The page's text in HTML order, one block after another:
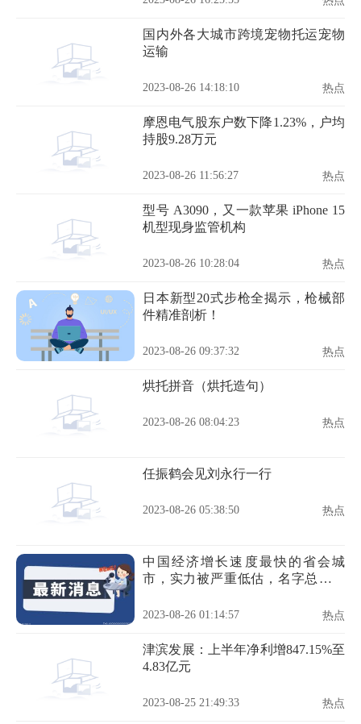
国内外各大城市跨境宠物托运宠物
运输
2023-08-26 14:18:10 热点
摩恩电气股东户数下降1.23%，户均
持股9.28万元
2023-08-26 11:56:27 热点
型号 A3090，又一款苹果 iPhone 15
机型现身监管机构
2023-08-26 10:28:04 热点
日本新型20式步枪全揭示，枪械部
件精准剖析！
2023-08-26 09:37:32 热点
烘托拼音（烘托造句）
2023-08-26 08:04:23 热点
任振鹤会见刘永行一行
2023-08-26 05:38:50 热点
中国经济增长速度最快的省会城
市，实力被严重低估，名字总被调
2023-08-26 01:14:57 热点
津滨发展：上半年净利增847.15%至
4.83亿元
2023-08-25 21:49:33 热点